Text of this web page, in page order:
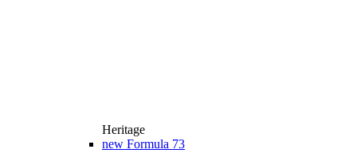
Heritage
new Formula 73